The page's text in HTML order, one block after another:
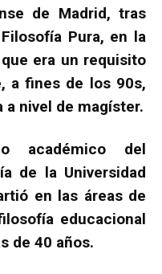
de Madrid, tras
Pura, en la
era un requisito
a fines de los 90s,
nivel de magíster.
académico del
de la Universidad
en las áreas de
educacional
de 40 años.